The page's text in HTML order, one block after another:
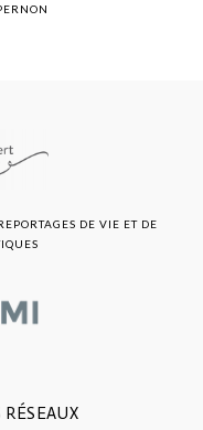
DE VIE ET DE